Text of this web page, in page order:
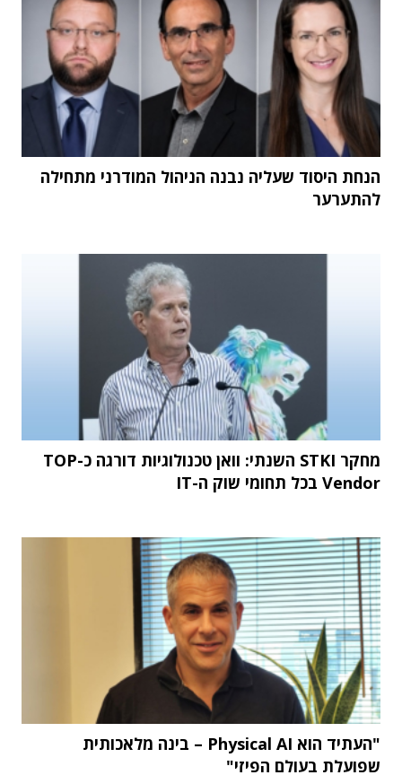
הנחת היסוד שעליה נבנה הניהול המודרני מתחילה
להתערער
מחקר STKI השנתי: וואן טכנולוגיות דורגה כ-TOP
Vendor בכל תחומי שוק ה-IT
"העתיד הוא Physical AI – בינה מלאכותית
שפועלת בעולם הפיזי"